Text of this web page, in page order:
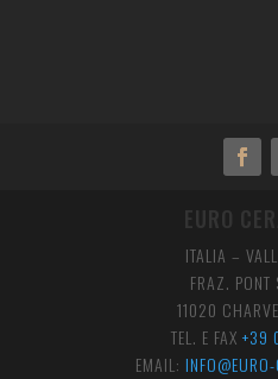
EURO
ITALIA –
FRAZ.
11020
TEL. E FAX +39
EMAIL: